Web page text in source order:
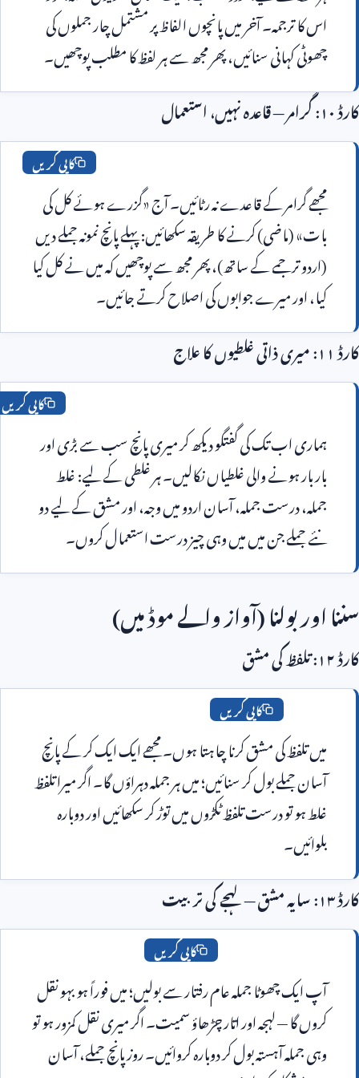
اس کا ترجمہ۔ آخر میں پانچوں الفاظ پر مشتمل چار جملوں کی
کہانی سنائیں، پھر مجھ سے ہر لفظ کا مطلب پوچھیں۔
مجھے گرامر کے قاعدے نہ رٹائیں۔ آج «گزرے ہوئے کل کی
بات» (ماضی) کرنے کا طریقہ سکھائیں: پہلے پانچ نمونہ جملے دیں
(اردو ترجمے کے ساتھ)، پھر مجھ سے پوچھیں کہ میں نے کل کیا
اور میرے جوابوں کی اصلاح کرتے جائیں۔
کاپی کریں
ہماری اب تک کی گفتگو دیکھ کر میری پانچ سب سے بڑی اور
بار بار ہونے والی غلطیاں نکالیں۔ ہر غلطی کے لیے: غلط
جملہ، درست جملہ، آسان اردو میں وجہ، اور مشق کے لیے دو
جملے جن میں میں وہی چیز درست استعمال کروں۔
کاپی کریں
بولنا (آواز والے موڈ میں)
میں تلفظ کی مشق کرنا چاہتا ہوں۔ مجھے ایک ایک کر کے پانچ
آسان جملے بول کر سنائیں؛ میں ہر جملہ دہراؤں گا۔ اگر میرا تلفظ
کاپی کریں
آپ ایک چھوٹا جملہ عام رفتار سے بولیں؛ میں فوراً ہو بہو نقل
کروں گا — لہجہ اور اتار چڑھاؤ سمیت۔ اگر میری نقل کمزور ہو تو
وہی جملہ آہستہ بول کر دوبارہ کروائیں۔ روز پانچ جملے، آسان
کاپی کریں